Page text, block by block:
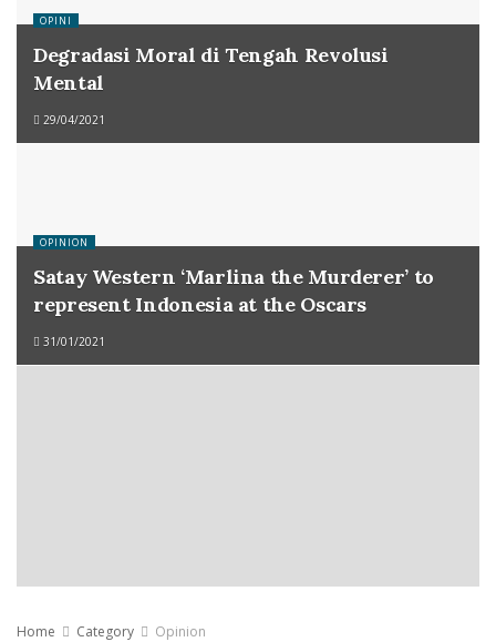
OPINI
Degradasi Moral di Tengah Revolusi
Mental
29/04/2021
OPINION
Satay Western ‘Marlina the Murderer’ to
represent Indonesia at the Oscars
31/01/2021
Home Category Opinion